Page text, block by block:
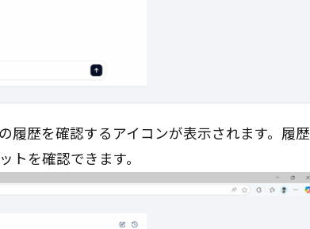
履歴を確認するアイコンが表示されます。履歴
トを確認できます。